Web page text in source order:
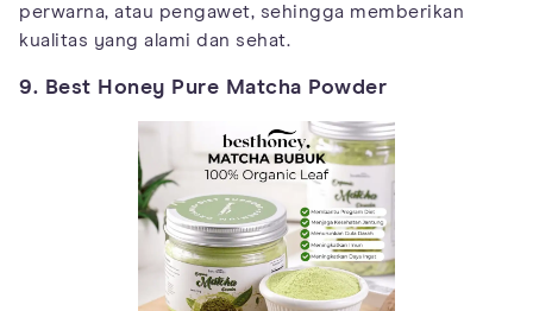
perwarna, atau pengawet, sehingga memberikan
kualitas yang alami dan sehat.
9. Best Honey Pure Matcha Powder